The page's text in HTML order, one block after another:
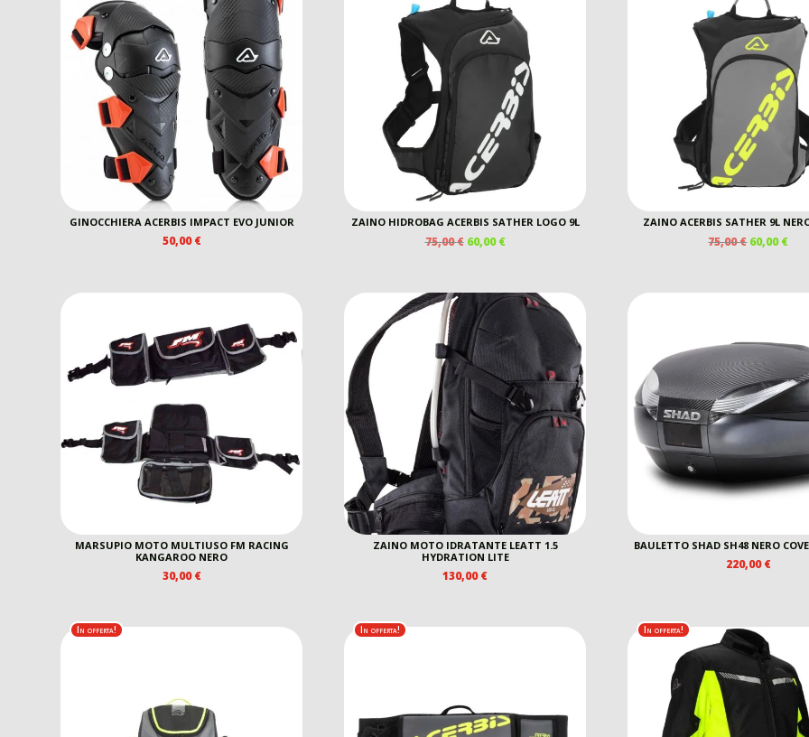
GINOCCHIERA ACERBIS IMPACT EVO JUNIOR
50,00€
ZAINO HIDROBAG ACERBIS SATHER LOGO 9L
75,00€ IL
75,00 €.
60,00€IL
60,00 €.
ZAINO ACERBIS SATHER 9L
75,00€ IL
60,00€IL
MARSUPIO MOTO MULTIUSO FM RACING
KANGAROO NERO
30,00€
ZAINO MOTO IDRATANTE LEATT 1.5
HYDRATION LITE
130,00€
BAULETTO SHAD SH48 NERO
220,00€
In offerta! In offerta! In offerta!